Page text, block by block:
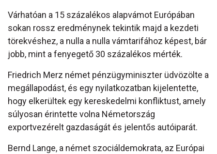
Várhatóan a 15 százalékos alapvámot Európában
sokan rossz eredménynek tekintik majd a kezdeti
törekvéshez, a nulla a nulla vámtarifához képest, bár
jobb, mint a fenyegető 30 százalékos mérték.
Friedrich Merz német pénzügyminiszter üdvözölte a
megállapodást, és egy nyilatkozatban kijelentette,
hogy elkerültek egy kereskedelmi konfliktust, amely
súlyosan érintette volna Németország
exportvezérelt gazdaságát és jelentős autóiparát.
Bernd Lange, a német szociáldemokrata, az Európai